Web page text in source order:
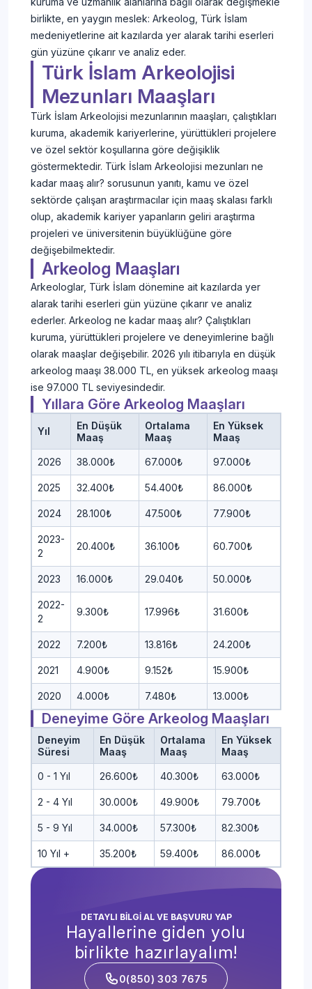
birlikte, en yaygın meslek: Arkeolog, Türk İslam
medeniyetlerine ait kazılarda yer alarak tarihi eserleri
gün yüzüne çıkarır ve analiz eder.
Türk İslam Arkeolojisi
Mezunları Maaşları
Türk İslam Arkeolojisi mezunlarının maaşları, çalıştıkları
kuruma, akademik kariyerlerine, yürüttükleri projelere
ve özel sektör koşullarına göre değişiklik
göstermektedir. Türk İslam Arkeolojisi mezunları ne
kadar maaş alır? sorusunun yanıtı, kamu ve özel
sektörde çalışan araştırmacılar için maaş skalası farklı
olup, akademik kariyer yapanların geliri araştırma
projeleri ve üniversitenin büyüklüğüne göre
değişebilmektedir.
Arkeolog Maaşları
Arkeologlar, Türk İslam dönemine ait kazılarda yer
alarak tarihi eserleri gün yüzüne çıkarır ve analiz
ederler. Arkeolog ne kadar maaş alır? Çalıştıkları
kuruma, yürüttükleri projelere ve deneyimlerine bağlı
olarak maaşlar değişebilir. 2026 yılı itibarıyla en düşük
arkeolog maaşı 38.000 TL, en yüksek arkeolog maaşı
ise 97.000 TL seviyesindedir.
Yıllara Göre Arkeolog Maaşları
Yıl
En Düşük
Maaş
Ortalama
Maaş
En Yüksek
Maaş
2026 38.000₺ 67.000₺ 97.000₺
2025 32.400₺ 54.400₺ 86.000₺
2024 28.100₺ 47.500₺ 77.900₺
2023-
2
20.400₺ 36.100₺ 60.700₺
2023 16.000₺ 29.040₺ 50.000₺
2022-
2
9.300₺ 17.996₺ 31.600₺
2022 7.200₺ 13.816₺ 24.200₺
2021 4.900₺ 9.152₺ 15.900₺
2020 4.000₺ 7.480₺ 13.000₺
Deneyime Göre Arkeolog Maaşları
Deneyim
Süresi
En Düşük
Maaş
Ortalama
Maaş
En Yüksek
Maaş
0 - 1 Yıl 26.600₺ 40.300₺ 63.000₺
2 - 4 Yıl 30.000₺ 49.900₺ 79.700₺
5 - 9 Yıl 34.000₺ 57.300₺ 82.300₺
10 Yıl + 35.200₺ 59.400₺ 86.000₺
DETAYLI BİLGİ AL VE BAŞVURU YAP
Hayallerine giden yolu
birlikte hazırlayalım!
0(850) 303 7675